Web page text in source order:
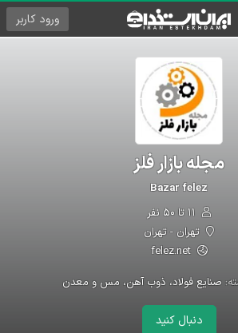
ورود کاربر
مجله بازار فلز
Bazar felez
تهران - تهران
felez.net
صنایع فولاد، ذوب آهن، مس و معدن
دنبال کنید